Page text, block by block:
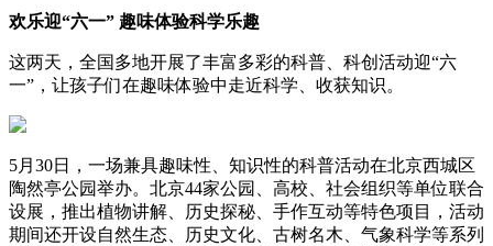
欢乐迎“六一” 趣味体验科学乐趣
这两天，全国多地开展了丰富多彩的科普、科创活动迎“六
一”，让孩子们在趣味体验中走近科学、收获知识。
5月30日，一场兼具趣味性、知识性的科普活动在北京西城区
陶然亭公园举办。北京44家公园、高校、社会组织等单位联合
设展，推出植物讲解、历史探秘、手作互动等特色项目，活动
期间还开设自然生态、历史文化、古树名木、气象科学等系列